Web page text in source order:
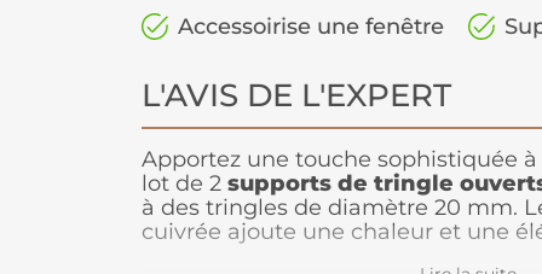
Accessoirise une fenêtre
L'AVIS DE L'EXPERT
Apportez une touche sophistiquée à
lot de 2 supports de tringle
à des tringles de diamètre 20 mm.
cuivrée ajoute une chaleur et une